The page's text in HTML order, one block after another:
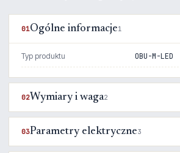
01Ogólne informacje1
Typ produktu OBU-M-LED
02Wymiary i waga2
03Parametry elektryczne3